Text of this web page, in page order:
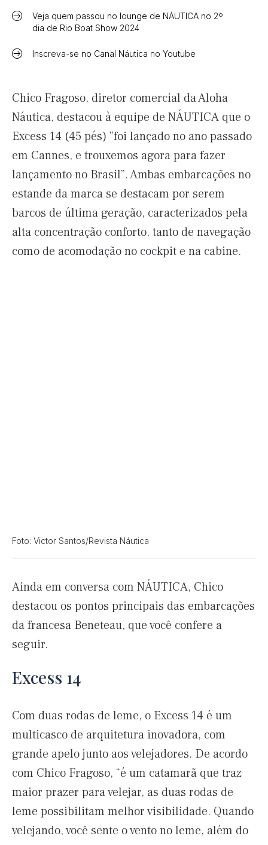
Veja quem passou no lounge de NÁUTICA no 2º
dia de Rio Boat Show 2024
Inscreva-se no Canal Náutica no Youtube
Chico Fragoso, diretor comercial da Aloha
Náutica, destacou à equipe de NÁUTICA que o
Excess 14 (45 pés) “foi lançado no ano passado
em Cannes, e trouxemos agora para fazer
lançamento no Brasil”. Ambas embarcações no
estande da marca se destacam por serem
barcos de última geração, caracterizados pela
alta concentração conforto, tanto de navegação
como de acomodação no cockpit e na cabine.
Foto: Victor Santos/Revista Náutica
Ainda em conversa com NÁUTICA, Chico
destacou os pontos principais das embarcações
da francesa Beneteau, que você confere a
seguir.
Excess 14
Com duas rodas de leme, o Excess 14 é um
multicasco de arquitetura inovadora, com
grande apelo junto aos velejadores. De acordo
com Chico Fragoso, “é um catamarã que traz
maior prazer para velejar, as duas rodas de
leme possibilitam melhor visibilidade. Quando
velejando, você sente o vento no leme, além do